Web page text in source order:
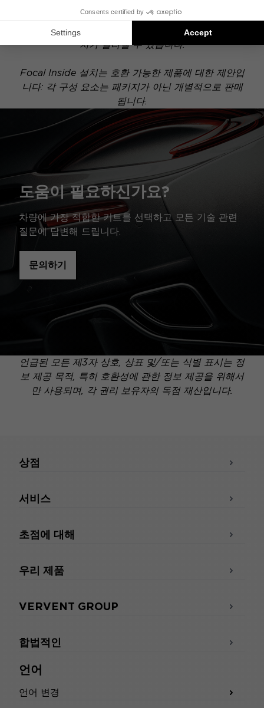
기준으로 제작되었습니다. 차량에 특정 하이파이 옵션
이 장착되어 있는 경우, 도면에 표시된 구성 요소의 위
치가 달라질 수 있습니다.
Focal Inside 설치는 호환 가능한 제품에 대한 제안입
니다: 각 구성 요소는 패키지가 아닌 개별적으로 판매
됩니다.
도움이 필요하신가요?
차량에 가장 적합한 키트를 선택하고 모든 기술 관련
질문에 답변해 드립니다.
문의하기
언급된 모든 제3자 상호, 상표 및/또는 식별 표시는 정
보 제공 목적, 특히 호환성에 관한 정보 제공을 위해서
만 사용되며, 각 권리 보유자의 독점 재산입니다.
언어
언어 변경
상점
서비스
초점에 대해
우리 제품
VERVENT GROUP
합법적인